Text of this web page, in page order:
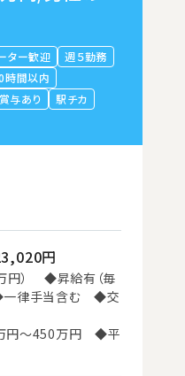
ター歓迎
週５勤務
時間以内
賞与あり
駅チカ
円
円） ◆昇給有（毎
一律手当含む ◆交
円～450万円 ◆平